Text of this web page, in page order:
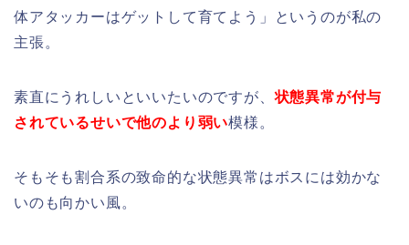
体アタッカーはゲットして育てよう」というのが私の
主張。
素直にうれしいといいたいのですが、状態異常が付与
されているせいで他のより弱い模様。
そもそも割合系の致命的な状態異常はボスには効かな
いのも向かい風。